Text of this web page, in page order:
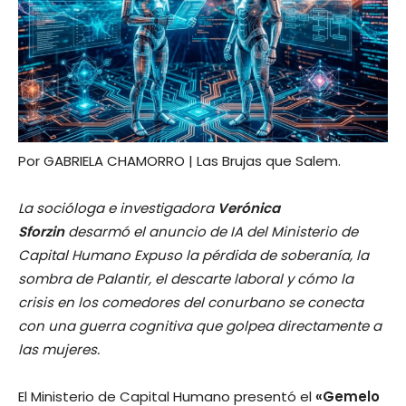
Por GABRIELA CHAMORRO | Las Brujas que Salem.
La socióloga e investigadora Verónica
Sforzindesarmó el anuncio de IA del Ministerio de
Capital Humano Expuso la pérdida de soberanía, la
sombra de Palantir, el descarte laboral y cómo la
crisis en los comedores del conurbano se conecta
con una guerra cognitiva que golpea directamente a
las mujeres.
El Ministerio de Capital Humano presentó el«Gemelo